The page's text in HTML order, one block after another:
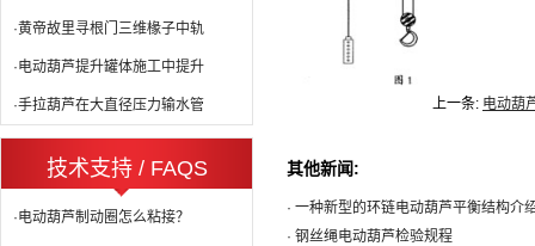
·黄帝故里寻根门三维椽子中轨
·电动葫芦提升罐体施工中提升
·手拉葫芦在大直径压力输水管
技术支持 / FAQS
·电动葫芦制动圈怎么粘接？
上一条: 电动葫
其他新闻:
· 一种新型的环链电动葫芦平衡结构介
· 钢丝绳电动葫芦检验规程